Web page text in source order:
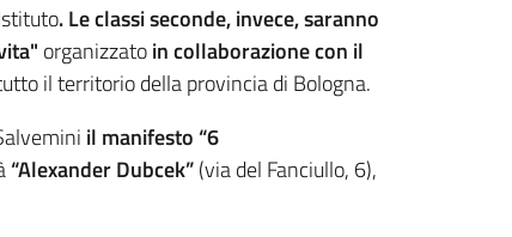
. Le classi seconde, invece, saranno
organizzatoin collaborazione con il
il territorio della provincia di Bologna.
il manifesto “6
“Alexander Dubcek”(via del Fanciullo, 6),